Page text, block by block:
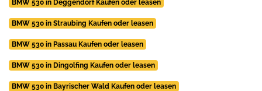
BMW 530 in Deggendorf Kaufen oder leasen
BMW 530 in Straubing Kaufen oder leasen
BMW 530 in Passau Kaufen oder leasen
BMW 530 in Dingolfing Kaufen oder leasen
BMW 530 in Bayrischer Wald Kaufen oder leasen